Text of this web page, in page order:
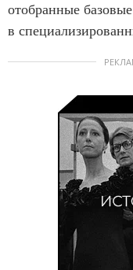
отобранные
в